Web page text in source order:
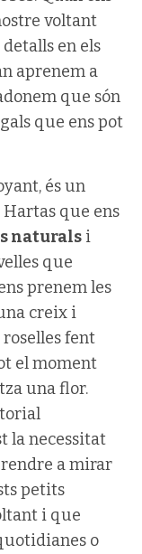
voltant
en els
aprenem a
que són
que ens pot
és un
que ens
naturals i
que
prenem les
creix i
fent
el moment
una flor.
la necessitat
a mirar
petits
i que
o